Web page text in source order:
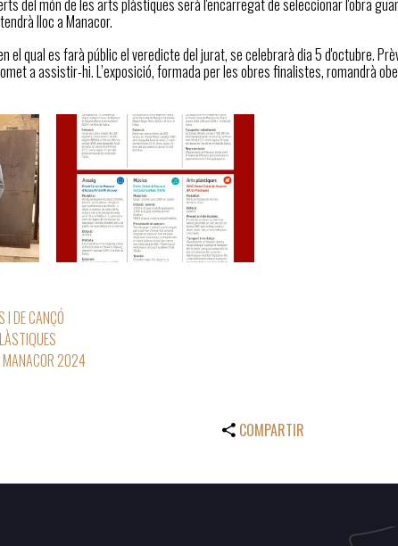
del món de les arts plàstiques serà l'encarregat de seleccionar l'obra
lloc a Manacor.
el qual es farà públic el veredicte del jurat, se celebrarà dia 5 d'octubre.
a assistir-hi. L’exposició, formada per les obres finalistes, romandrà
DE CANÇÓ
MANACOR 2024
COMPARTIR